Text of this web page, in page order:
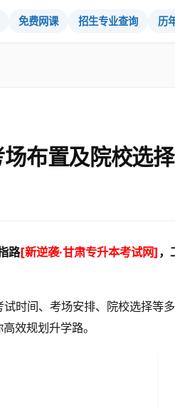
免费网课 招生专业查询 历
布置及院校选
路[新逆袭·甘肃专升本考试网] ，
时间、考场安排、院校选择等
效规划升学路。